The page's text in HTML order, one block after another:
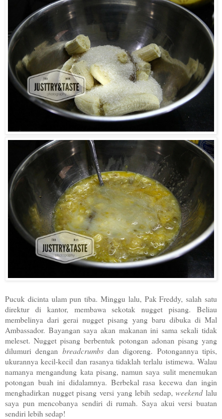
Pucuk dicinta ulam pun tiba. Minggu lalu, Pak Freddy, salah satu
direktur di kantor, membawa sekotak nugget pisang. Beliau
membelinya dari gerai nugget pisang yang baru dibuka di Mal
Ambassador. Bayangan saya akan makanan ini sama sekali tidak
meleset. Nugget pisang berbentuk potongan adonan pisang yang
dilumuri dengan breadcrumbsdan digoreng. Potongannya tipis,
ukurannya kecil-kecil dan rasanya tidaklah terlalu istimewa. Walau
namanya mengandung kata pisang, namun saya sulit menemukan
potongan buah ini didalamnya. Berbekal rasa kecewa dan ingin
menghadirkan nugget pisang versi yang lebih sedap,weekendlalu
saya pun mencobanya sendiri di rumah. Saya akui versi buatan
sendiri lebih sedap!